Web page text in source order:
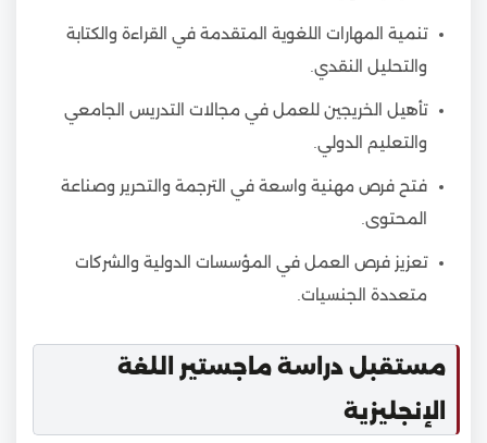
تنمية المهارات اللغوية المتقدمة في القراءة والكتابة
والتحليل النقدي.
تأهيل الخريجين للعمل في مجالات التدريس الجامعي
والتعليم الدولي.
فتح فرص مهنية واسعة في الترجمة والتحرير وصناعة
المحتوى.
تعزيز فرص العمل في المؤسسات الدولية والشركات
متعددة الجنسيات.
مستقبل دراسة ماجستير اللغة
الإنجليزية